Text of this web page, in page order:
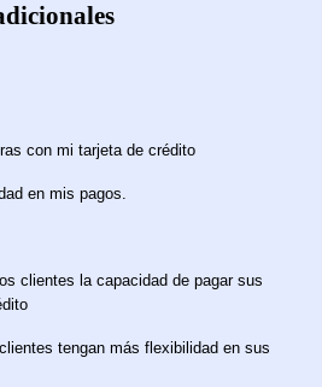
con mi tarjeta de crédito
en mis pagos.
clientes la capacidad de pagar sus
tengan más flexibilidad en sus